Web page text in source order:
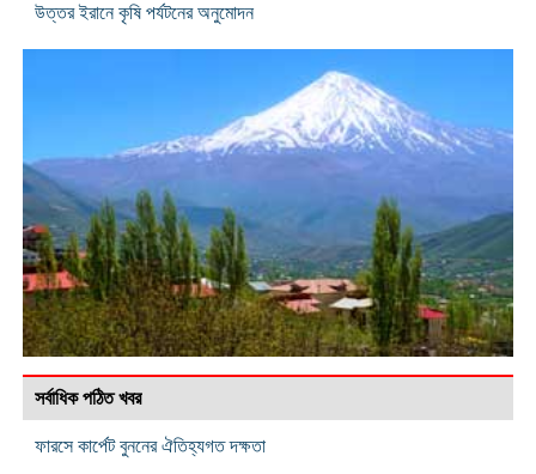
উত্তর ইরানে কৃষি পর্যটনের অনুমোদন
সর্বাধিক পঠিত খবর
ফারসে কার্পেট বুননের ঐতিহ্যগত দক্ষতা